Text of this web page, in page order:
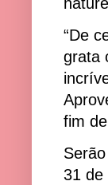
“De
grata
fim
31 de